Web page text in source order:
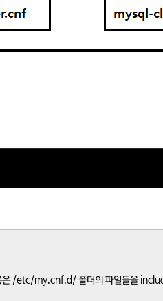
/etc/my.cnf.d/ 폴더의 파일들을